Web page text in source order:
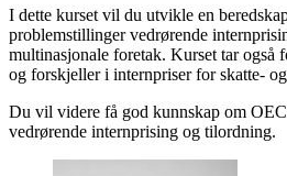
I dette kurset vil du utvikle en
problemstillinger vedrørende
multinasjonale foretak. Kurset tar også
og forskjeller i internpriser for skatte-
Du vil videre få god kunnskap om
vedrørende internprising og tilordning.